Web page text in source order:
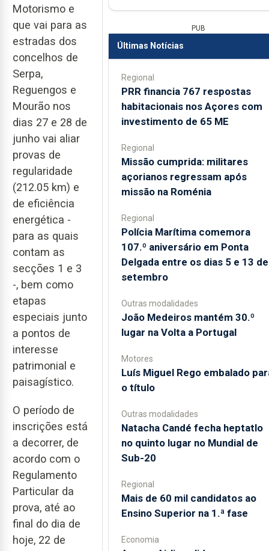
Motorismo e
que vai para as
estradas dos
concelhos de
Serpa,
Reguengos e
Mourão nos
dias 27 e 28 de
junho vai aliar
provas de
regularidade
(212.05 km) e
de eficiência
energética -
para as quais
contam as
secções 1 e 3
-, bem como
etapas
especiais junto
a pontos de
interesse
patrimonial e
paisagístico.
O período de
inscrições está
a decorrer, de
acordo com o
Regulamento
Particular da
prova, até ao
final do dia de
hoje, 22 de
PUB
Últimas Notícias
Regional
PRR financia 767 respostas
habitacionais nos Açores com
investimento de 65 ME
Regional
Missão cumprida: militares
açorianos regressam após
missão na Roménia
Regional
Polícia Marítima comemora
107.º aniversário em Ponta
Delgada entre os dias 5 e 13 de
setembro
Outras modalidades
João Medeiros mantém 30.º
lugar na Volta a Portugal
Motores
Luís Miguel Rego embalado
o título
Outras modalidades
Natacha Candé fecha heptatlo
no quinto lugar no Mundial de
Sub-20
Regional
Mais de 60 mil candidatos ao
Ensino Superior na 1.ª fase
Economia